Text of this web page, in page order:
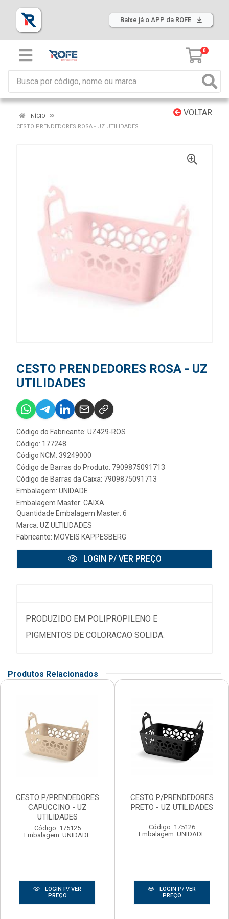
Baixe já o APP da ROFE
0
VOLTAR
INÍCIO
CESTO PRENDEDORES ROSA - UZ UTILIDADES
CESTO PRENDEDORES ROSA - UZ
UTILIDADES
Código do Fabricante: UZ429-ROS
Código: 177248
Código NCM: 39249000
Código de Barras do Produto: 7909875091713
Código de Barras da Caixa: 7909875091713
Embalagem: UNIDADE
Embalagem Master: CAIXA
Quantidade Embalagem Master: 6
Marca: UZ ULTILIDADES
Fabricante: MOVEIS KAPPESBERG
LOGIN P/ VER PREÇO
PRODUZIDO EM POLIPROPILENO E
PIGMENTOS DE COLORACAO SOLIDA.
Produtos Relacionados
CESTO P/PRENDEDORES
CAPUCCINO - UZ
UTILIDADES
Código: 175125
Embalagem: UNIDADE
LOGIN P/ VER
PREÇO
CESTO P/PRENDEDORES
PRETO - UZ UTILIDADES
Código: 175126
Embalagem: UNIDADE
LOGIN P/ VER
PREÇO